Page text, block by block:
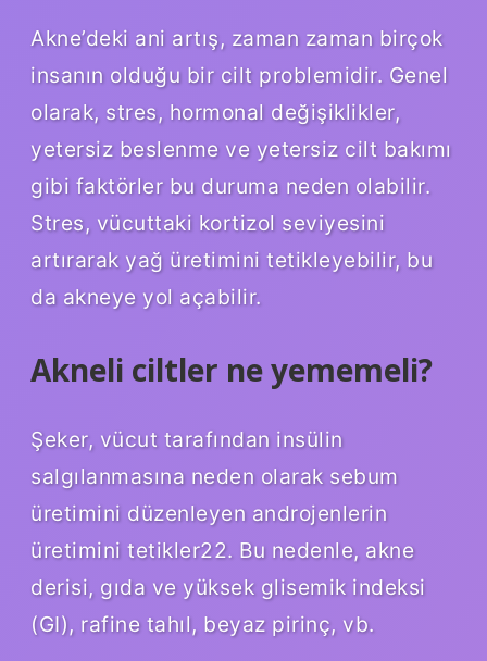
Akne’deki ani artış, zaman zaman birçok
insanın olduğu bir cilt problemidir. Genel
olarak, stres, hormonal değişiklikler,
yetersiz beslenme ve yetersiz cilt bakımı
gibi faktörler bu duruma neden olabilir.
Stres, vücuttaki kortizol seviyesini
artırarak yağ üretimini tetikleyebilir, bu
da akneye yol açabilir.
Akneli ciltler ne yememeli?
Şeker, vücut tarafından insülin
salgılanmasına neden olarak sebum
üretimini düzenleyen androjenlerin
üretimini tetikler22. Bu nedenle, akne
derisi, gıda ve yüksek glisemik indeksi
(GI), rafine tahıl, beyaz pirinç, vb.